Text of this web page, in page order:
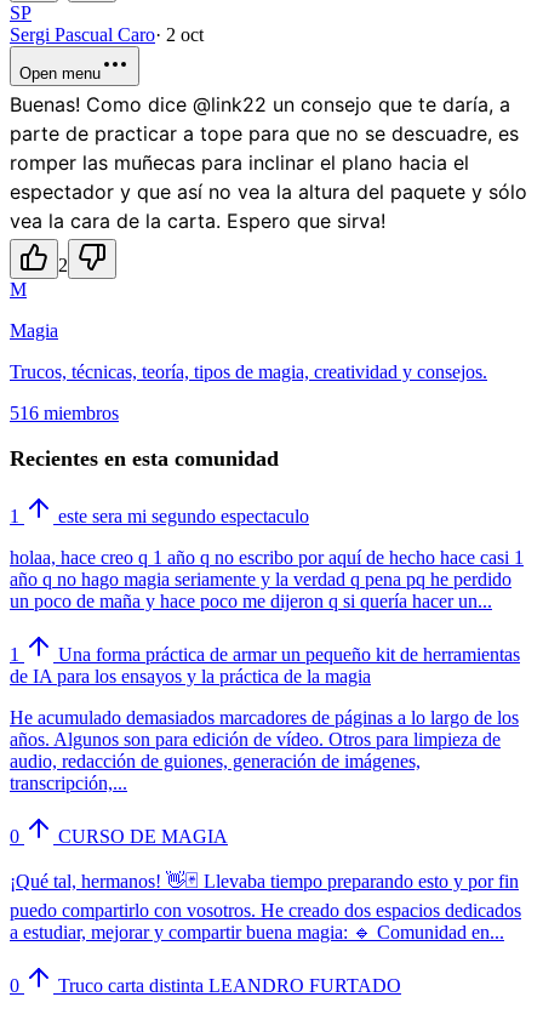
SP
Sergi Pascual Caro· 2 oct
Open menu
Buenas! Como dice @link22 un consejo que te daría, a
parte de practicar a tope para que no se descuadre, es
romper las muñecas para inclinar el plano hacia el
espectador y que así no vea la altura del paquete y sólo
vea la cara de la carta. Espero que sirva!
2
M
Magia
Trucos, técnicas, teoría, tipos de magia, creatividad y consejos.
516 miembros
Recientes en esta comunidad
1
este sera mi segundo espectaculo
holaa, hace creo q 1 año q no escribo por aquí de hecho hace casi 1
año q no hago magia seriamente y la verdad q pena pq he perdido
un poco de maña y hace poco me dijeron q si quería hacer un...
1
Una forma práctica de armar un pequeño kit de herramientas
de IA para los ensayos y la práctica de la magia
He acumulado demasiados marcadores de páginas a lo largo de los
años. Algunos son para edición de vídeo. Otros para limpieza de
audio, redacción de guiones, generación de imágenes,
transcripción,...
0 CURSO DE MAGIA
¡Qué tal, hermanos! 👋🃏 Llevaba tiempo preparando esto y por fin
puedo compartirlo con vosotros. He creado dos espacios dedicados
a estudiar, mejorar y compartir buena magia: 🔹 Comunidad en...
0
Truco carta distinta LEANDRO FURTADO